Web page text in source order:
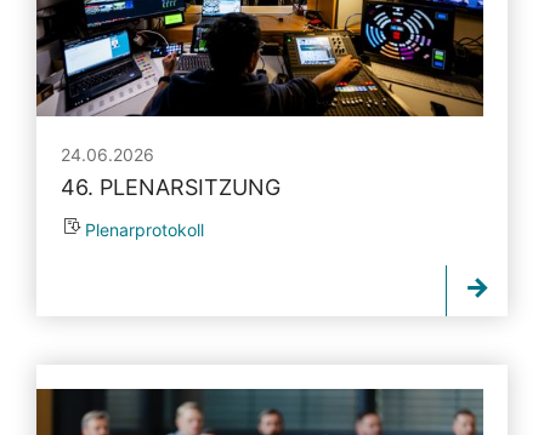
24.06.2026
46. PLENARSITZUNG
Plenarprotokoll